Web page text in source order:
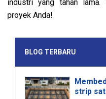
industri yang tahan
proyek Anda!
BLOG TERBARU
strip